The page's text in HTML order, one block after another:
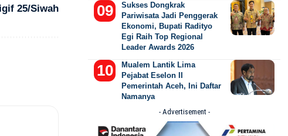
25/Siwah
Sukses Dongkrak
Pariwisata Jadi Penggerak
Ekonomi, Bupati Radityo
Egi Raih Top Regional
Leader Awards 2026
Mualem Lantik Lima
Pejabat Eselon II
Pemerintah Aceh, Ini Daftar
Namanya
- Advertisement -